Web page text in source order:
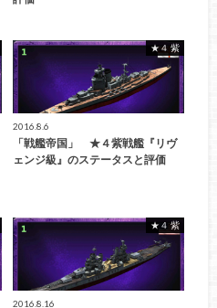
★４ 紫
2016.8.6
「戦艦帝国」 ★４紫戦艦『リヴ
ェンジ級』のステータスと評価
★４ 紫
2016.8.16